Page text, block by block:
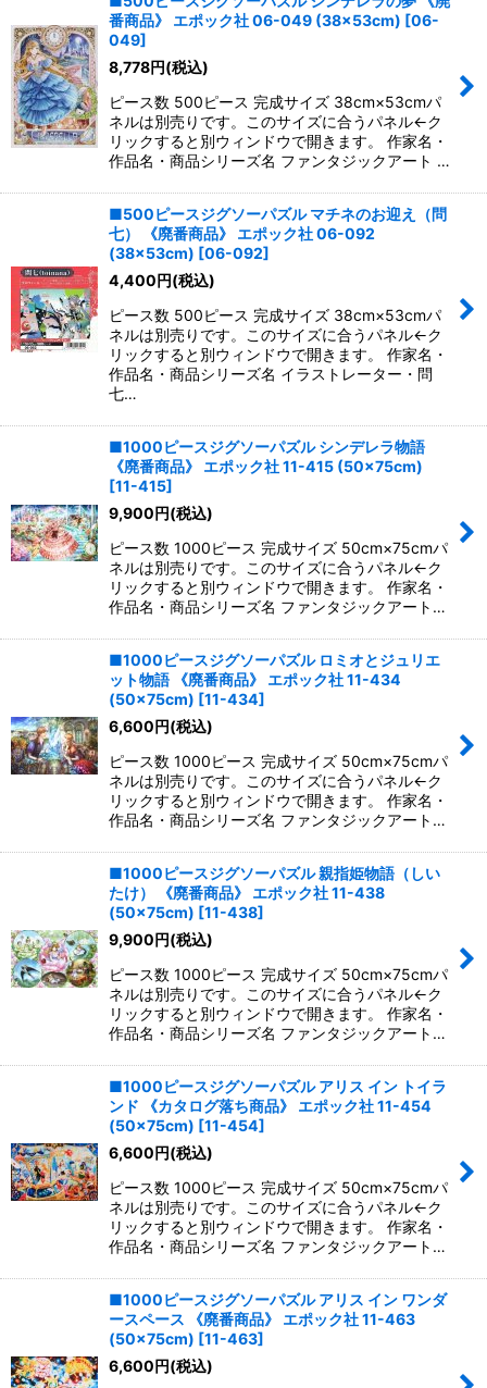
番商品》 エポック社 06-049 (38×53cm) [06-
049]
8,778円(税込)
ピース数 500ピース 完成サイズ 38cm×53cmパ
ネルは別売りです。このサイズに合うパネル←ク
リックすると別ウィンドウで開きます。 作家名・
作品名・商品シリーズ名 ファンタジックアート …
■500ピースジグソーパズル マチネのお迎え（問
七） 《廃番商品》 エポック社 06-092
(38×53cm) [06-092]
4,400円(税込)
ピース数 500ピース 完成サイズ 38cm×53cmパ
ネルは別売りです。このサイズに合うパネル←ク
リックすると別ウィンドウで開きます。 作家名・
作品名・商品シリーズ名 イラストレーター・問
七…
■1000ピースジグソーパズル シンデレラ物語
《廃番商品》 エポック社 11-415 (50×75cm)
[11-415]
9,900円(税込)
ピース数 1000ピース 完成サイズ 50cm×75cmパ
ネルは別売りです。このサイズに合うパネル←ク
リックすると別ウィンドウで開きます。 作家名・
作品名・商品シリーズ名 ファンタジックアート…
■1000ピースジグソーパズル ロミオとジュリエ
ット物語 《廃番商品》 エポック社 11-434
(50×75cm) [11-434]
6,600円(税込)
ピース数 1000ピース 完成サイズ 50cm×75cmパ
ネルは別売りです。このサイズに合うパネル←ク
リックすると別ウィンドウで開きます。 作家名・
作品名・商品シリーズ名 ファンタジックアート…
■1000ピースジグソーパズル 親指姫物語（しい
たけ） 《廃番商品》 エポック社 11-438
(50×75cm) [11-438]
9,900円(税込)
ピース数 1000ピース 完成サイズ 50cm×75cmパ
ネルは別売りです。このサイズに合うパネル←ク
リックすると別ウィンドウで開きます。 作家名・
作品名・商品シリーズ名 ファンタジックアート…
■1000ピースジグソーパズル アリス イン トイラ
ンド 《カタログ落ち商品》 エポック社 11-454
(50×75cm) [11-454]
6,600円(税込)
ピース数 1000ピース 完成サイズ 50cm×75cmパ
ネルは別売りです。このサイズに合うパネル←ク
リックすると別ウィンドウで開きます。 作家名・
作品名・商品シリーズ名 ファンタジックアート…
■1000ピースジグソーパズル アリス イン ワンダ
ースペース 《廃番商品》 エポック社 11-463
(50×75cm) [11-463]
6,600円(税込)